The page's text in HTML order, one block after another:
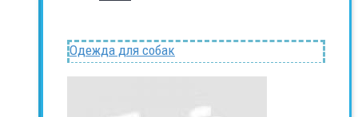
Одежда для собак